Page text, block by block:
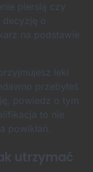
piersią czy
decyzję o
na podstawie
leki
przebyłeś
powiedz o tym
to nie
powikłań.
utrzymać